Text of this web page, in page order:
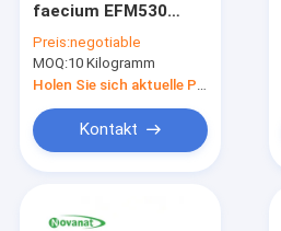
faecium EFM530
Probiotika Pulver
Veganer /
Allergenfrei /
Glutenfrei / Milchfrei
Preis:negotiable
MOQ:10 Kilogramm
Kontakt